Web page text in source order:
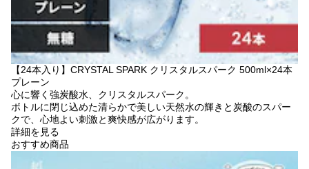
【24本入り】CRYSTAL SPARK クリスタルスパーク 500ml×24本
プレーン
心に響く強炭酸水、クリスタルスパーク。
ボトルに閉じ込めた清らかで美しい天然水の輝きと炭酸のスパー
クで、心地よい刺激と爽快感が広がります。
詳細を見る
おすすめ商品